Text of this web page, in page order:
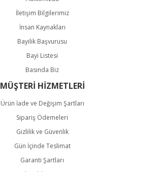
İletişim Bilgilerimiz
İnsan Kaynakları
Bayilik Başvurusu
Bayi Listesi
Basında Biz
MÜŞTERİ HİZMETLERİ
Ürün İade ve Değişim Şartları
Sipariş Ödemeleri
Gizlilik ve Güvenlik
Gün İçinde Teslimat
Garanti Şartları